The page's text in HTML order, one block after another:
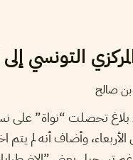
التونسي
بن صالح
في بلاغ تحصلت “نواة”
وأضاف أنه لم يتم